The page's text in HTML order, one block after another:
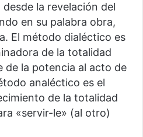
la revelación del
en su palabra obra,
El método dialéctico es
de la totalidad
de la potencia al acto de
analéctico es el
de la totalidad
«servir-le» (al otro)